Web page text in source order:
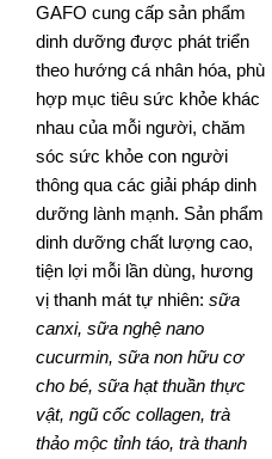
GAFO cung cấp sản phẩm
dinh dưỡng được phát triển
theo hướng cá nhân hóa, phù
hợp mục tiêu sức khỏe khác
nhau của mỗi người, chăm
sóc sức khỏe con người
thông qua các giải pháp dinh
dưỡng lành mạnh. Sản phẩm
dinh dưỡng chất lượng cao,
tiện lợi mỗi lần dùng, hương
vị thanh mát tự nhiên: sữa
canxi, sữa nghệ nano
cucurmin, sữa non hữu cơ
cho bé, sữa hạt thuần thực
vật, ngũ cốc collagen, trà
thảo mộc tỉnh táo, trà thanh